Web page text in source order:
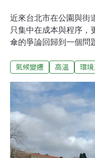
近來台北市在公園與街
只集中在成本與程序，
傘的爭論回歸到一個問
政策上，仍缺乏清楚一
後續維護來做通盤考
溫措施，除了談設施
址與管理依據，使大眾
劃回歸到宏觀的城市高
陽傘便是從韓國引進，
顯示此類措施是有國際
氣候變遷 高溫 環